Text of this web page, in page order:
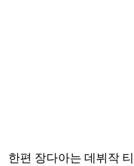
한편 장다아는 데뷔작